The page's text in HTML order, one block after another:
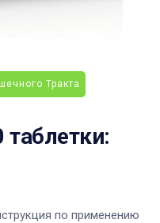
Тракта
по применению